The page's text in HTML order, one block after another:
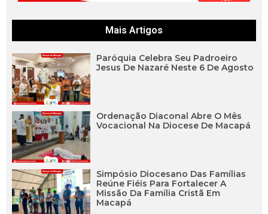
Mais Artigos
Paróquia Celebra Seu Padroeiro
Jesus De Nazaré Neste 6 De Agosto
Ordenação Diaconal Abre O Mês
Vocacional Na Diocese De Macapá
Simpósio Diocesano Das Famílias
Reúne Fiéis Para Fortalecer A
Missão Da Família Cristã Em
Macapá